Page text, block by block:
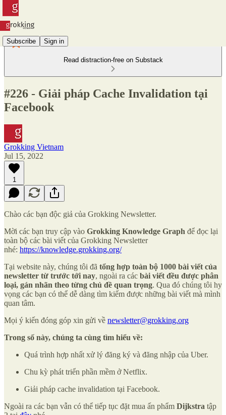
Subscribe Sign in
Read distraction-free on Substack
#226 - Giải pháp Cache Invalidation tại
Facebook
Grokking Vietnam
Jul 15, 2022
1
Chào các bạn độc giả của Grokking Newsletter.
Mời các bạn truy cập vào Grokking Knowledge Graph để đọc lại
toàn bộ các bài viết của Grokking Newsletter
nhé: https://knowledge.grokking.org/
Tại website này, chúng tôi đã tổng hợp toàn bộ 1000 bài viết của
newsletter từ trước tới nay, ngoài ra các bài viết đều được phân
loại, gán nhãn theo từng chủ đề quan trọng. Qua đó chúng tôi hy
vọng các bạn có thể dễ dàng tìm kiếm được những bài viết mà mình
quan tâm.
Mọi ý kiến đóng góp xin gửi về newsletter@grokking.org
Trong số này, chúng ta cùng tìm hiểu về:
Quá trình hợp nhất xử lý đăng ký và đăng nhập của Uber.
Chu kỳ phát triển phần mềm ở Netflix.
Giải pháp cache invalidation tại Facebook.
Ngoài ra các bạn vẫn có thể tiếp tục đặt mua ấn phẩm Dijkstra tập